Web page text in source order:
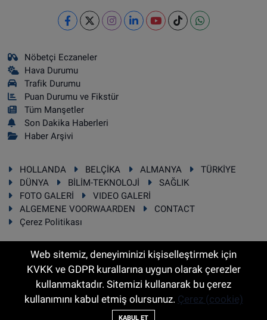
Nöbetçi Eczaneler
Hava Durumu
Trafik Durumu
Puan Durumu ve Fikstür
Tüm Manşetler
Son Dakika Haberleri
Haber Arşivi
HOLLANDA BELÇİKA ALMANYA
TÜRKİYE
DÜNYA
BİLİM-TEKNOLOJİ
SAĞLIK
FOTO GALERİ
VIDEO GALERİ
ALGEMENE VOORWAARDEN
CONTACT
Çerez Politikası
RSS Copyright © 2025 Sonhaber.eu Her hakkı saklıdır.
Haber Yazılımı:TE Bilişim
Web sitemiz, deneyiminizi kişiselleştirmek için
KVKK ve GDPR kurallarına uygun olarak çerezler
kullanmaktadır. Sitemizi kullanarak bu çerez
kullanımını kabul etmiş olursunuz. Çerez (cookie)
KABUL ET